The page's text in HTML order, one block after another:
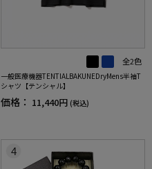
全2色
一般医療機器TENTIALBAKUNEDryMens半袖T
シャツ【テンシャル】
価格： 11,440円 (税込)
4